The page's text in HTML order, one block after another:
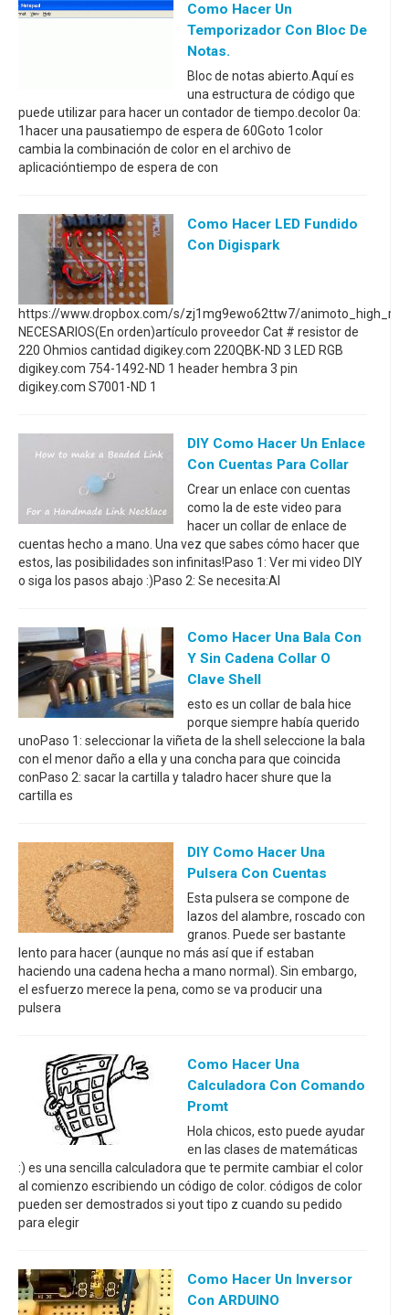
Como Hacer Un
Temporizador Con Bloc De
Notas.
Bloc de notas abierto.Aquí es
una estructura de código que
puede utilizar para hacer un contador de tiempo.decolor 0a:
1hacer una pausatiempo de espera de 60Goto 1color
cambia la combinación de color en el archivo de
aplicacióntiempo de espera de con
Como Hacer LED Fundido
Con Digispark
https://www.dropbox.com/s/zj1mg9ewo62ttw7/
NECESARIOS(En orden)artículo proveedor Cat # resistor de
220 Ohmios cantidad digikey.com 220QBK-ND 3 LED RGB
digikey.com 754-1492-ND 1 header hembra 3 pin
digikey.com S7001-ND 1
DIY Como Hacer Un Enlace
Con Cuentas Para Collar
Crear un enlace con cuentas
como la de este video para
hacer un collar de enlace de
cuentas hecho a mano. Una vez que sabes cómo hacer que
estos, las posibilidades son infinitas!Paso 1: Ver mi video DIY
o siga los pasos abajo :)Paso 2: Se necesita:Al
Como Hacer Una Bala Con
Y Sin Cadena Collar O
Clave Shell
esto es un collar de bala hice
porque siempre había querido
unoPaso 1: seleccionar la viñeta de la shell seleccione la bala
con el menor daño a ella y una concha para que coincida
conPaso 2: sacar la cartilla y taladro hacer shure que la
cartilla es
DIY Como Hacer Una
Pulsera Con Cuentas
Esta pulsera se compone de
lazos del alambre, roscado con
granos. Puede ser bastante
lento para hacer (aunque no más así que if estaban
haciendo una cadena hecha a mano normal). Sin embargo,
el esfuerzo merece la pena, como se va producir una
pulsera
Como Hacer Una
Calculadora Con Comando
Promt
Hola chicos, esto puede ayudar
en las clases de matemáticas
:) es una sencilla calculadora que te permite cambiar el color
al comienzo escribiendo un código de color. códigos de color
pueden ser demostrados si yout tipo z cuando su pedido
para elegir
Como Hacer Un Inversor
Con ARDUINO